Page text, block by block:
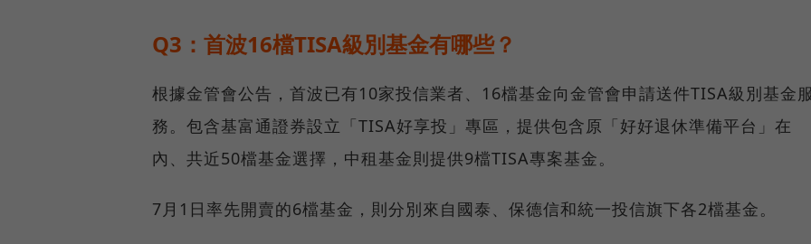
Q3：首波16檔TISA級別基金有哪些？
根據金管會公告，首波已有10家投信業者、16檔基金向金管會申請送件TISA級別基金
務。包含基富通證券設立「TISA好享投」專區，提供包含原「好好退休準備平台」在
內、共近50檔基金選擇，中租基金則提供9檔TISA專案基金。
7月1日率先開賣的6檔基金，則分別來自國泰、保德信和統一投信旗下各2檔基金。